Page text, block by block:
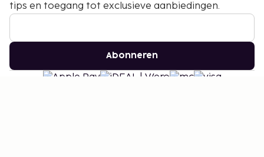
tips en toegang tot exclusieve aanbiedingen.
Abonneren